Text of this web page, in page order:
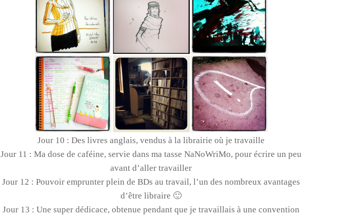
Jour 10 : Des livres anglais, vendus à la librairie où je travaille
Jour 11 : Ma dose de caféine, servie dans ma tasse NaNoWriMo, pour écrire un peu
avant d’aller travailler
Jour 12 : Pouvoir emprunter plein de BDs au travail, l’un des nombreux avantages
d’être libraire 🙂
Jour 13 : Une super dédicace, obtenue pendant que je travaillais à une convention